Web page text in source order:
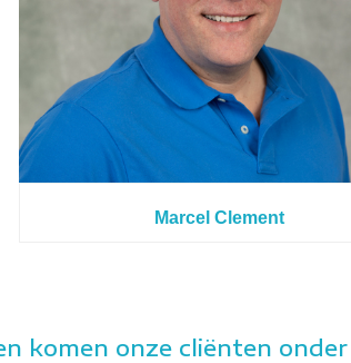
Marcel Clement
komen onze cliënten